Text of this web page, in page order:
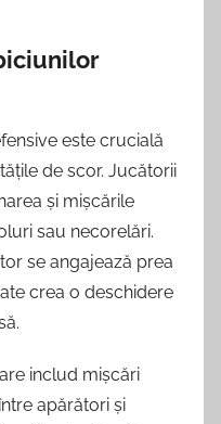
este crucială
de scor. Jucătorii
și mișcările
sau necorelări.
se angajează prea
crea o deschidere
includ mișcări
apărători și